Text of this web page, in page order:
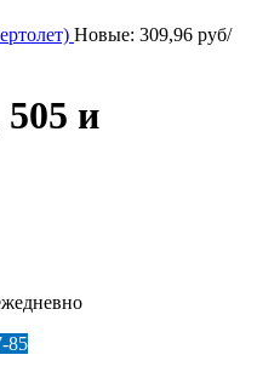
Новые: 309,96 руб/
и
85